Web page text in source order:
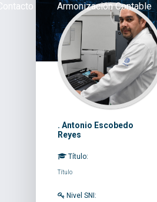
Contacto Armonización Contable
. Antonio Escobedo
Reyes
Título:
Título
Nivel SNI: